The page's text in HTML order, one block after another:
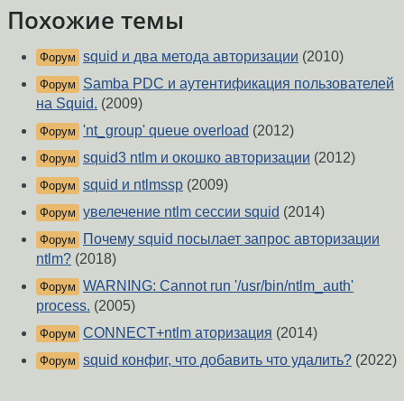
Похожие темы
Форум squid и два метода авторизации (2010)
Форум
Samba PDC и аутентификация пользователей
на Squid. (2009)
Форум 'nt_group' queue overload (2012)
Форум squid3 ntlm и окошко авторизации (2012)
Форум squid и ntlmssp (2009)
Форум увелечение ntlm сессии squid (2014)
Форум
Почему squid посылает запрос авторизации
ntlm? (2018)
Форум WARNING: Cannot run '/usr/bin/ntlm_auth'
process. (2005)
Форум CONNECT+ntlm аторизация (2014)
Форум squid конфиг, что добавить что удалить? (2022)